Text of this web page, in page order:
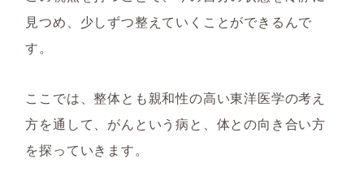
見つめ、少しずつ整えていくことができるんで
す。
ここでは、整体とも親和性の高い東洋医学の考え
方を通して、がんという病と、体との向き合い方
を探っていきます。